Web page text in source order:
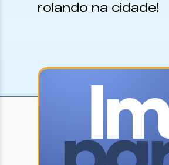
rolando na cidade!